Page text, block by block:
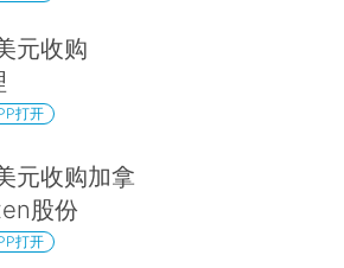
元收购
打开
元收购加拿
股份
打开